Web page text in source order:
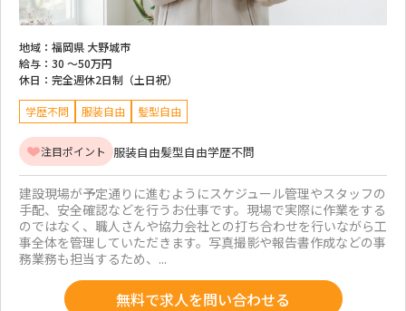
地域： 福岡県 大野城市
給与： 30 ～50万円
休日： 完全週休2日制（土日祝）
学歴不問 服装自由 髪型自由
注目ポイント 服装自由髪型自由学歴不問
建設現場が予定通りに進むようにスケジュール管理やスタッフの
手配、安全確認などを行うお仕事です。現場で実際に作業をする
のではなく、職人さんや協力会社との打ち合わせを行いながら工
事全体を管理していただきます。写真撮影や報告書作成などの事
務業務も担当するため、...
無料で求人を問い合わせる